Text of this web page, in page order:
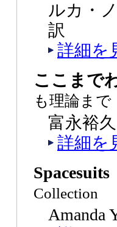
ルカ・
訳
詳細を
ここまで
も理論まで
富永裕
詳細を
Spacesuits
Collection
Amanda